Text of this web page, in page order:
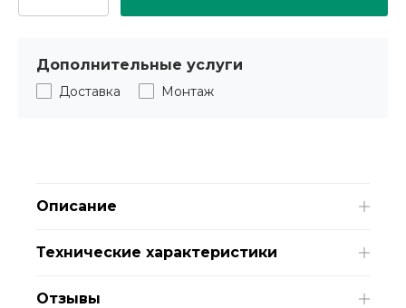
Дополнительные услуги
Доставка Монтаж
Описание
Технические характеристики
Отзывы